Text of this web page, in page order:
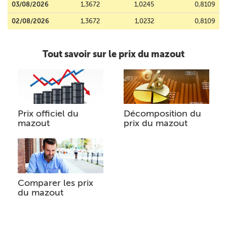
03/08/2026 1,3672 1,0245 0,8109
02/08/2026 1,3672 1,0232 0,8109
Tout savoir sur le prix du mazout
Prix officiel du
mazout
Décomposition du
prix du mazout
Comparer les prix
du mazout